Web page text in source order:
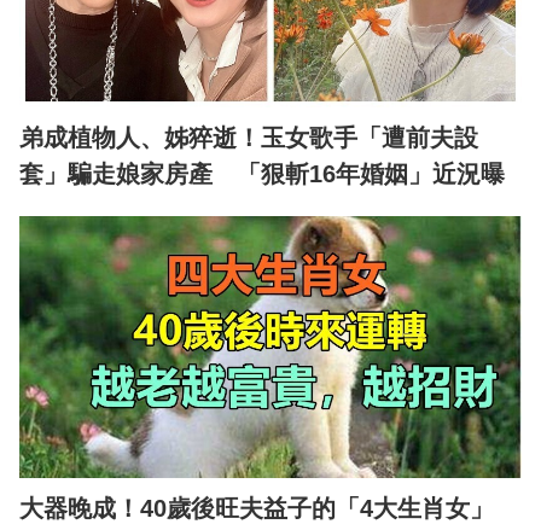
弟成植物人、姊猝逝！玉女歌手「遭前夫設
套」騙走娘家房產 「狠斬16年婚姻」近況曝
大器晚成！40歲後旺夫益子的「4大生肖女」